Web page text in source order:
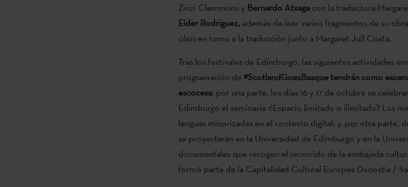
Zinzi Clemmons y Bernardo Atxagacon la traductora
Eider Rodriguez, además de leer varios fragmentos de su
classen torno a la traducción junto a Margaret Jull Costa.
Tras los festivales de Edimburgo, las siguientes actividades
programación de#ScotlandGoesBasque tendrán como
escocesa: por una parte, los días 16 y 17 de octubre se
Edimburgo el seminario ¿Espacio limitado o ilimitado? Los
lenguas minorizadas en el contexto digital; y, por otra parte,
se proyectarán en la Universidad de Edimburgo y en la
documentales que recogen el recorrido de la embajada
formó parte de la Capitalidad Cultural Europea Donostia /